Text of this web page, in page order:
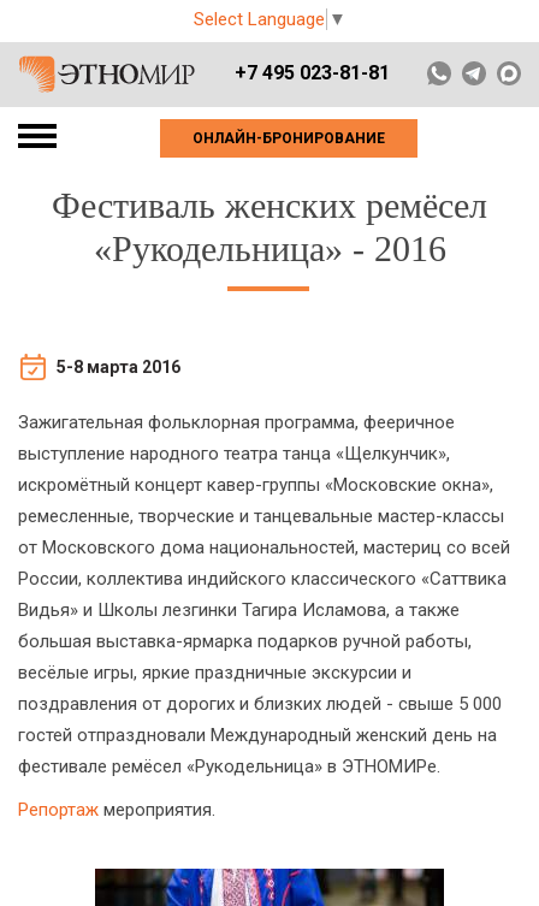
Select Language ▼
+7 495 023-81-81
ОНЛАЙН-БРОНИРОВАНИЕ
Фестиваль женских ремёсел
«Рукодельница» - 2016
5-8 марта 2016
Зажигательная фольклорная программа, фееричное
выступление народного театра танца «Щелкунчик»,
искромётный концерт кавер-группы «Московские окна»,
ремесленные, творческие и танцевальные мастер-классы
от Московского дома национальностей, мастериц со всей
России, коллектива индийского классического «Саттвика
Видья» и Школы лезгинки Тагира Исламова, а также
большая выставка-ярмарка подарков ручной работы,
весёлые игры, яркие праздничные экскурсии и
поздравления от дорогих и близких людей - свыше 5 000
гостей отпраздновали Международный женский день на
фестивале ремёсел «Рукодельница» в ЭТНОМИРе.
Репортаж мероприятия.